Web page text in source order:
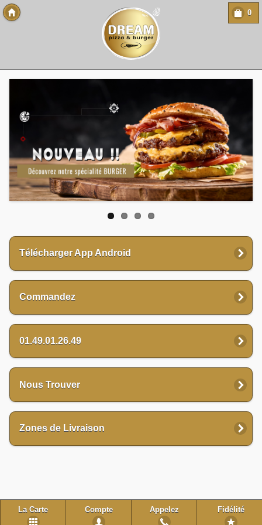
0
Télécharger App Android
Commandez
01.49.01.26.49
Nous Trouver
Zones de Livraison
La Carte Compte Appelez Fidélité
Copyright 2013 Des-Click Com